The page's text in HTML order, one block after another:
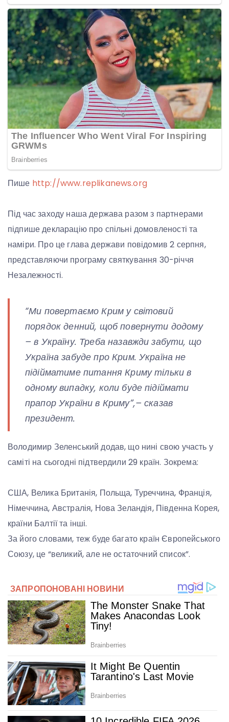
Пише http://www.replikanews.org
Під час заходу наша держава разом з партнерами
підпише декларацію про спільні домовленості та
наміри. Про це глава держави повідомив 2 серпня,
представляючи програму святкування 30-річчя
Незалежності.
“Ми повертаємо Крим у світовий
порядок денний, щоб повернути додому
– в Україну. Треба назавжди забути, що
Україна забуде про Крим. Україна не
підійматиме питання Криму тільки в
одному випадку, коли буде підіймати
прапор України в Криму”,– сказав
президент.
Володимир Зеленський додав, що нині свою участь у
саміті на сьогодні підтвердили 29 країн. Зокрема:
США, Велика Британія, Польща, Туреччина, Франція,
Німеччина, Австралія, Нова Зеландія, Південна Корея,
країни Балтії та інші.
За його словами, теж буде багато країн Європейського
Союзу, це “великий, але не остаточний список”.